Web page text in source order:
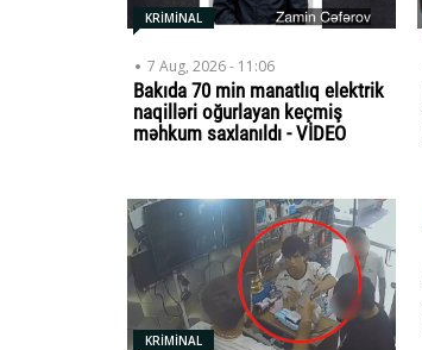
KRİMİNAL
7 Aug, 2026 - 11:06
Bakıda 70 min manatlıq elektrik
naqilləri oğurlayan keçmiş
məhkum saxlanıldı - VİDEO
KRİMİNAL